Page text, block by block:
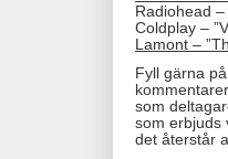
Radiohead –
Coldplay –
Lamont –
Fyll gärna
som
som erbjuds
det återstår